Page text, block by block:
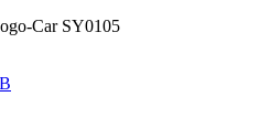
Car SY0105